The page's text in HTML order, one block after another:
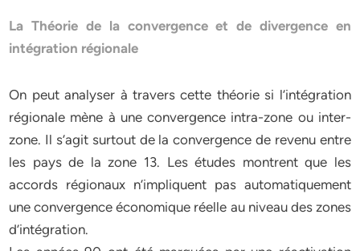
La Théorie de la convergence et de divergence en
intégration régionale
On peut analyser à travers cette théorie si l’intégration
régionale mène à une convergence intra-zone ou inter-
zone. Il s’agit surtout de la convergence de revenu entre
les pays de la zone 13. Les études montrent que les
accords régionaux n’impliquent pas automatiquement
une convergence économique réelle au niveau des zones
d’intégration.